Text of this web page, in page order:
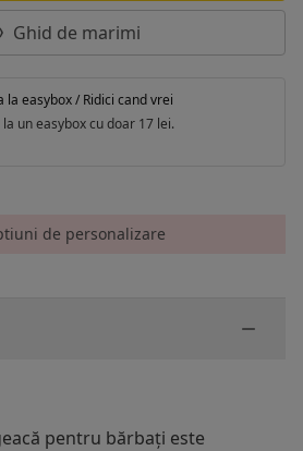
Ghid de marimi
la easybox / Ridici cand vrei
un easybox cu doar 17 lei.
de personalizare
pentru bărbați este